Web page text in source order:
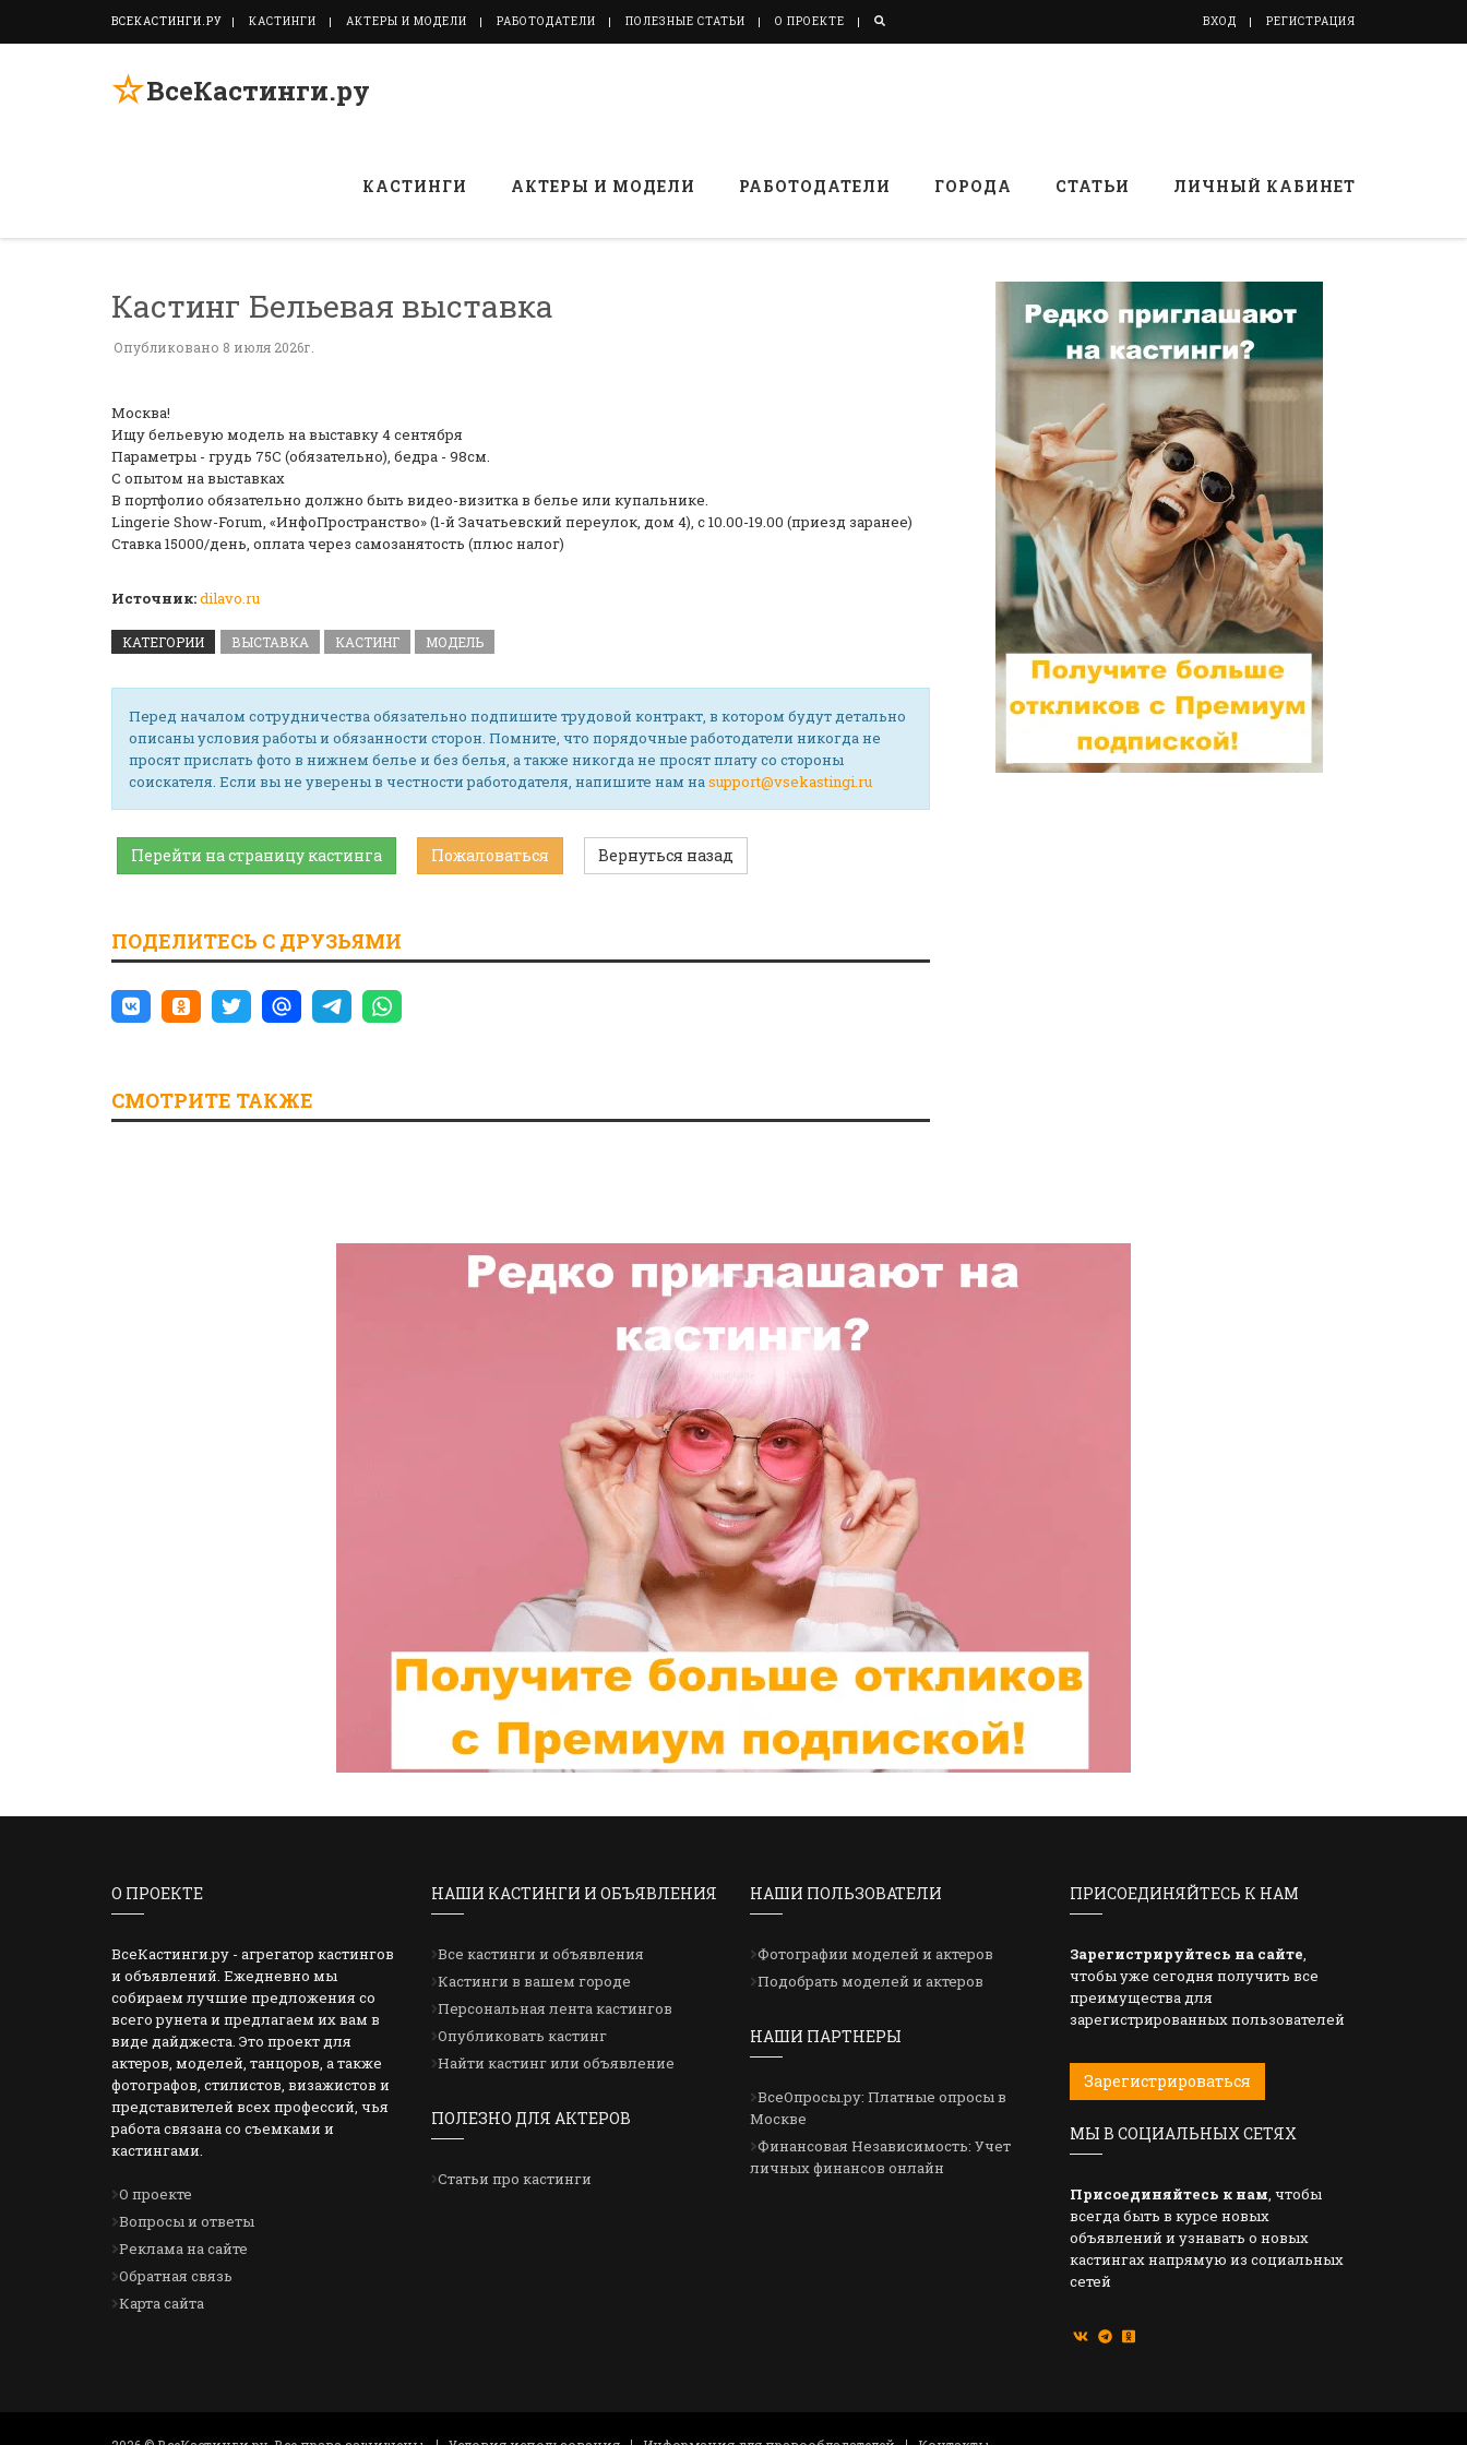
ВСЕКАСТИНГИ.РУ КАСТИНГИ АКТЕРЫ И МОДЕЛИ РАБОТОДАТЕЛИ ПОЛЕЗНЫЕ СТАТЬИ О ПРОЕКТЕ ВХОД РЕГИСТРАЦИЯ
☆ВсеКастинги.ру
КАСТИНГИ АКТЕРЫ И МОДЕЛИ РАБОТОДАТЕЛИ ГОРОДА СТАТЬИ ЛИЧНЫЙ КАБИНЕТ
Кастинг Бельевая выставка
Опубликовано 8 июля 2026г.
Москва!
Ищу бельевую модель на выставку 4 сентября
Параметры - грудь 75С (обязательно), бедра - 98см.
С опытом на выставках
В портфолио обязательно должно быть видео-визитка в белье или купальнике.
Lingerie Show-Forum, «ИнфоПространство» (1-й Зачатьевский переулок, дом 4), с 10.00-19.00 (приезд заранее)
Ставка 15000/день, оплата через самозанятость (плюс налог)
Источник:dilavo.ru
КАТЕГОРИИ ВЫСТАВКА КАСТИНГ МОДЕЛЬ
Перед началом сотрудничества обязательно подпишите трудовой контракт, в котором будут детально
описаны условия работы и обязанности сторон. Помните, что порядочные работодатели никогда не
просят прислать фото в нижнем белье и без белья, а также никогда не просят плату со стороны
соискателя. Если вы не уверены в честности работодателя, напишите нам наsupport@vsekastingi.ru
Перейти на страницу кастинга Пожаловаться Вернуться назад
ПОДЕЛИТЕСЬ С ДРУЗЬЯМИ
СМОТРИТЕ ТАКЖЕ
О ПРОЕКТЕ
ВсеКастинги.ру - агрегатор кастингов
и объявлений. Ежедневно мы
собираем лучшие предложения со
всего рунета и предлагаем их вам в
виде дайджеста. Это проект для
актеров, моделей, танцоров, а также
фотографов, стилистов, визажистов и
представителей всех профессий, чья
работа связана со съемками и
кастингами.
О проекте
Вопросы и ответы
Реклама на сайте
Обратная связь
Карта сайта
НАШИ КАСТИНГИ И ОБЪЯВЛЕНИЯ
Все кастинги и объявления
Кастинги в вашем городе
Персональная лента кастингов
Опубликовать кастинг
Найти кастинг или объявление
ПОЛЕЗНО ДЛЯ АКТЕРОВ
Статьи про кастинги
НАШИ ПОЛЬЗОВАТЕЛИ
Фотографии моделей и актеров
Подобрать моделей и актеров
НАШИ ПАРТНЕРЫ
ВсеОпросы.ру: Платные опросы в
Москве
Финансовая Независимость: Учет
личных финансов онлайн
ПРИСОЕДИНЯЙТЕСЬ К НАМ
Зарегистрируйтесь на сайте,
чтобы уже сегодня получить все
преимущества для
зарегистрированных пользователей
Зарегистрироваться
МЫ В СОЦИАЛЬНЫХ СЕТЯХ
Присоединяйтесь к нам, чтобы
всегда быть в курсе новых
объявлений и узнавать о новых
кастингах напрямую из социальных
сетей